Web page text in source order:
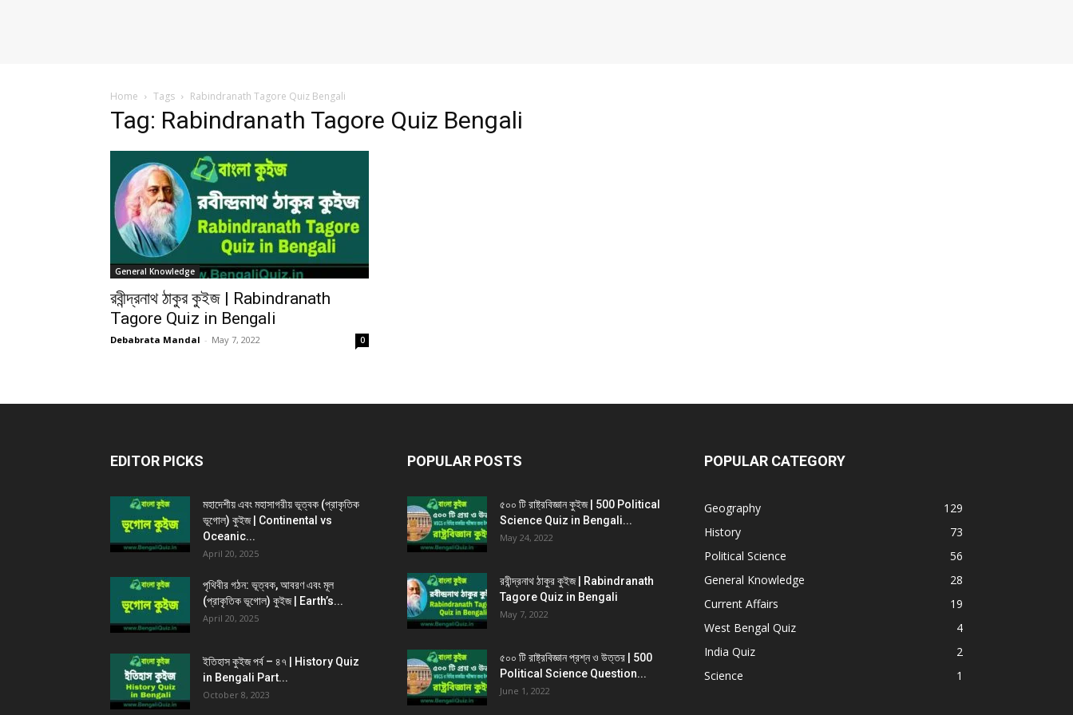
Home Tags Rabindranath Tagore Quiz Bengali
Tag: Rabindranath Tagore Quiz Bengali
General Knowledge
রবীন্দ্রনাথ ঠাকুর কুইজ | Rabindranath
Tagore Quiz in Bengali
Debabrata Mandal - May 7, 2022 0
EDITOR PICKS
মহাদেশীয় এবং মহাসাগরীয় ভূত্বক (প্রাকৃতিক
ভূগোল) কুইজ | Continental vs
Oceanic...
April 20, 2025
পৃথিবীর গঠন: ভূত্বক, আবরণ এবং মূল
(প্রাকৃতিক ভূগোল) কুইজ | Earth’s...
April 20, 2025
ইতিহাস কুইজ পর্ব – ৪৭ | History Quiz
in Bengali Part...
October 8, 2023
POPULAR POSTS
৫০০ টি রাষ্ট্রবিজ্ঞান কুইজ | 500 Political
Science Quiz in Bengali...
May 24, 2022
রবীন্দ্রনাথ ঠাকুর কুইজ | Rabindranath
Tagore Quiz in Bengali
May 7, 2022
৫০০ টি রাষ্ট্রবিজ্ঞান প্রশ্ন ও উত্তর | 500
Political Science Question...
June 1, 2022
POPULAR CATEGORY
Geography
129
History
73
Political Science
56
General Knowledge
28
Current Affairs
19
West Bengal Quiz
4
India Quiz
2
Science
1